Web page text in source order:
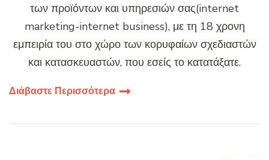
των προϊόντων και υπηρεσιών σας(internet
marketing-internet business), με τη 18 χρονη
εμπειρία του στο χώρο των κορυφαίων σχεδιαστών
και κατασκευαστών, που εσείς το κατατάξατε.
Διάβαστε Περισσότερα